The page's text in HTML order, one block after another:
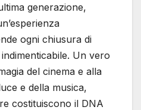
generazione,
ogni chiusura di
Un vero
del cinema e alla
e della musica,
costituiscono il DNA